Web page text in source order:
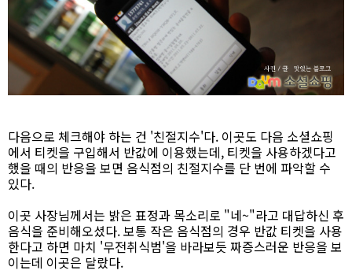
다음으로 체크해야 하는 건 '친절지수'다. 이곳도 다음 소셜쇼핑
에서 티켓을 구입해서 반값에 이용했는데, 티켓을 사용하겠다고
했을 때의 반응을 보면 음식점의 친절지수를 단 번에 파악할 수
있다.
이곳 사장님께서는 밝은 표정과 목소리로 "네~"라고 대답하신 후
음식을 준비해오셨다. 보통 작은 음식점의 경우 반값 티켓을 사용
한다고 하면 마치 '무전취식범'을 바라보듯 짜증스러운 반응을 보
이는데 이곳은 달랐다.